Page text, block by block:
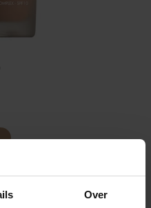
Over
05